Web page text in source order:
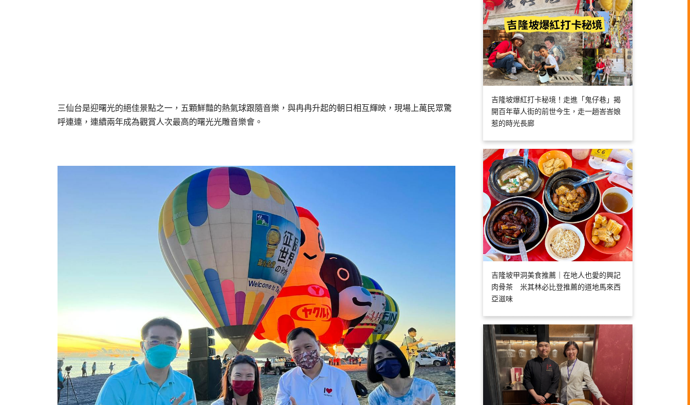
三仙台是迎曙光的絕佳景點之一，五顆鮮豔的熱氣球跟隨音樂，與冉冉升起的朝日相互輝映，現場上萬民眾驚
呼連連，連續兩年成為觀賞人次最高的曙光光雕音樂會。
吉隆坡爆紅打卡秘境！走進「鬼仔巷」揭
開百年華人街的前世今生，走一趟峇峇娘
惹的時光長廊
吉隆坡甲洞美食推薦｜在地人也愛的興記
肉骨茶 米其林必比登推薦的道地馬來西
亞滋味